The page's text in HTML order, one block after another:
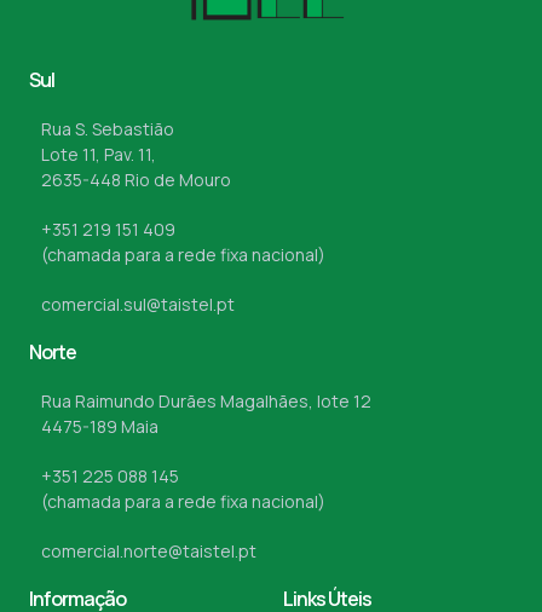
Sul
Rua S. Sebastião
Lote 11, Pav. 11,
2635-448 Rio de Mouro
+351 219 151 409
(chamada para a rede fixa nacional)
comercial.sul@taistel.pt
Norte
Rua Raimundo Durães Magalhães, lote 12
4475-189 Maia
+351 225 088 145
(chamada para a rede fixa nacional)
comercial.norte@taistel.pt
Informação Links Úteis